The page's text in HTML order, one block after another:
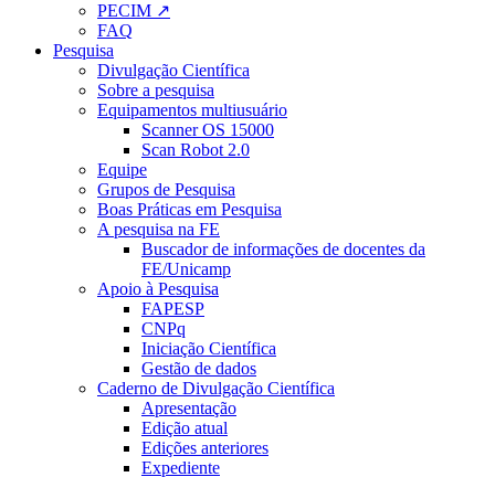
PECIM ↗
FAQ
Pesquisa
Divulgação Científica
Sobre a pesquisa
Equipamentos multiusuário
Scanner OS 15000
Scan Robot 2.0
Equipe
Grupos de Pesquisa
Boas Práticas em Pesquisa
A pesquisa na FE
Buscador de informações de docentes da
FE/Unicamp
Apoio à Pesquisa
FAPESP
CNPq
Iniciação Científica
Gestão de dados
Caderno de Divulgação Científica
Apresentação
Edição atual
Edições anteriores
Expediente